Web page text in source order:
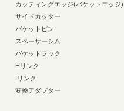
カッティングエッジ(バケットエッジ)
サイドカッター
バケットピン
スペーサーシム
バケットフック
Hリンク
Iリンク
変換アダプター